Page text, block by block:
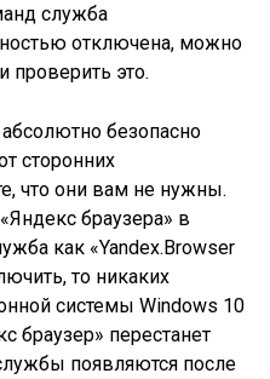
служба
отключена, можно
проверить это.
безопасно
сторонних
что они вам не нужны.
браузера» в
как «Yandex.Browser
то никаких
системы Windows 10
браузер» перестанет
появляются после